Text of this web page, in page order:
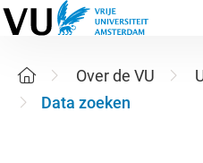
Over de VU
Data zoeken